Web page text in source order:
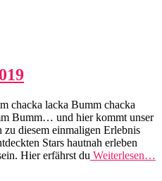
chacka lacka Bumm chacka
Bumm… und hier kommt unser
diesem einmaligen Erlebnis
Stars hautnah erleben
Hier erfährst du Weiterlesen…